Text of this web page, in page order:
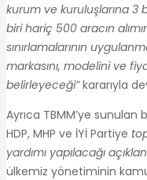
kurum ve kuruluşlarına 3
biri hariç 500 aracın
sınırlamalarının
markasını, modelini ve
belirleyeceği”kararıyla
Ayrıca TBMM’ye sunulan
HDP, MHP ve İYİ Partiye
yardımı yapılacağı
ülkemiz yönetiminin